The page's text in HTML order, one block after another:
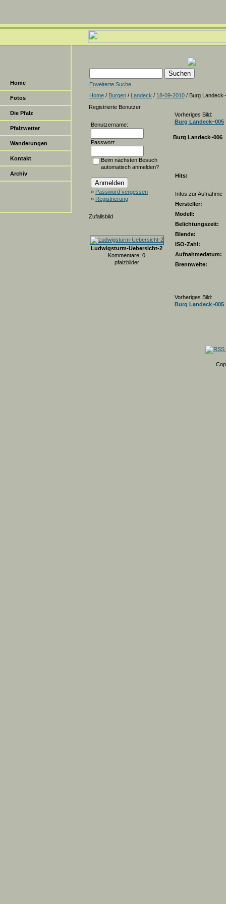
Home
Fotos
Die Pfalz
Pfalzwetter
Wanderungen
Kontakt
Archiv
Erweiterte Suche
Home / Burgen / Landeck / 18-09-2010 / Burg
Registrierte Benutzer
Benutzername:
Passwort:
Beim nächsten Besuch
automatisch anmelden?
» Password vergessen
» Registrierung
Zufallsbild
Ludwigsturm-Uebersicht-2
Kommentare: 0
pfalzbilder
Vorheriges Bild:
Burg Landeck~005
Burg Landeck~006
Hits:
Infos zur Aufnahme
Hersteller:
Modell:
Belichtungszeit:
Blende:
ISO-Zahl:
Aufnahmedatum:
Brennweite:
Vorheriges Bild:
Burg Landeck~005